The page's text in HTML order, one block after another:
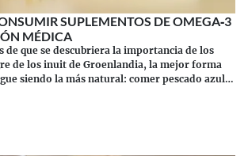
SUPLEMENTOS DE OMEGA‑3
MÉDICA
de que se descubriera la importancia de los
de los inuit de Groenlandia, la mejor forma
siendo la más natural: comer pescado azul.